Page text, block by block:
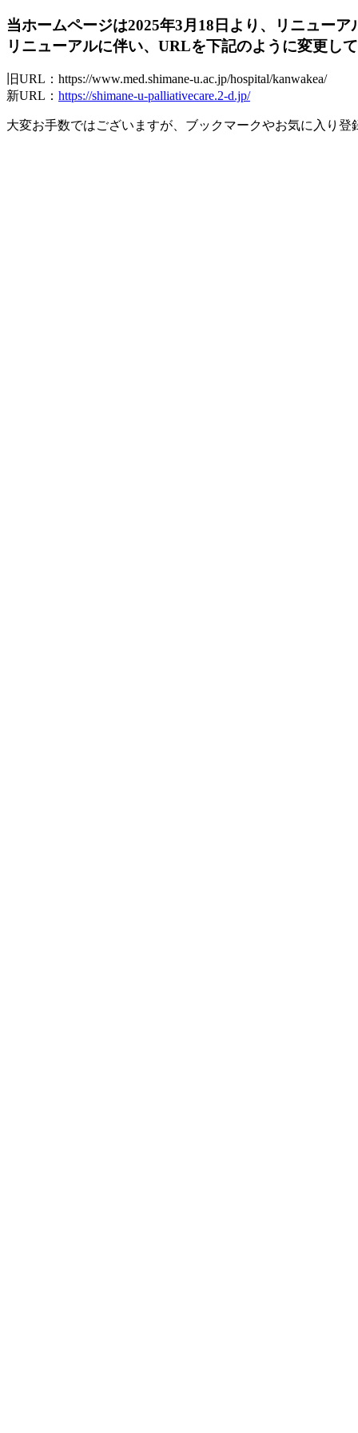
当ホームページは2025年3月18日より、リニューア
リニューアルに伴い、URLを下記のように変更し
旧URL：https://www.med.shimane-u.ac.jp/hospital/kanwakea/
新URL： https://shimane-u-palliativecare.2-d.jp/
大変お手数ではございますが、ブックマークやお気に入り